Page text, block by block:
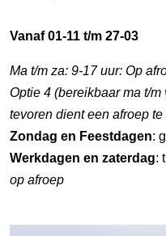
Vanaf 01-11 t/m 27-03
Ma t/m za: 9-17 uur: Op
Optie 4 (bereikbaar ma t/
tevoren dient een afroep
Zondag en Feestdagen:
Werkdagen en zaterdag:
op afroep